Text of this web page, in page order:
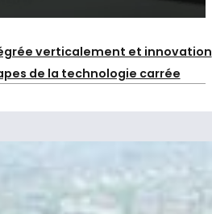
verticalement et innovation
de la technologie carrée